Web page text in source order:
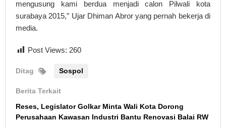
mengusung kami berdua menjadi calon Pilwali kota
surabaya 2015,” Ujar Dhiman Abror yang pernah bekerja di
media.
Post Views: 260
Ditag Sospol
Berita Terkait
Reses, Legislator Golkar Minta Wali Kota Dorong
Perusahaan Kawasan Industri Bantu Renovasi Balai RW